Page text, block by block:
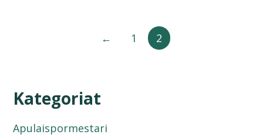
← 1 2
Kategoriat
Apulaispormestari